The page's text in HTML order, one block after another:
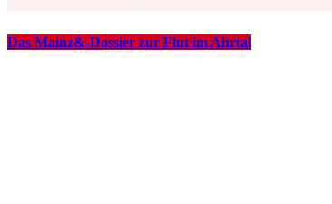
Das Mainz&-Dossier zur Flut im Ahrtal